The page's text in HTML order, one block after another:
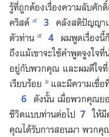
รู้​ที่​ถูก​ต้อง​เรื่อง​ความ​ลับ​ศัก
คริสต์ ๔ 3 คลัง​สติ​ปัญญา​
ตัว​ท่าน ๕ 4 ผม​พูด​เรื่อง​นี้​
ถึง​แม้​เขา​จะ​ใช้​คำ​พูด​จูง​ใจ​ที่​
อยู่​กับ​พวก​คุณ และ​ผม​ดีใจ​ที่​
เรียบร้อย ๖ และ​มี​ความ​เชื่อ​
6 ดัง​นั้น เมื่อ​พวก​คุณ​ย
ชีวิต​แบบ​ท่าน​ต่อ​ไป 7 ให้​มี​
คุณ​ได้​รับ​การ​สอน​มา พวก​คุ